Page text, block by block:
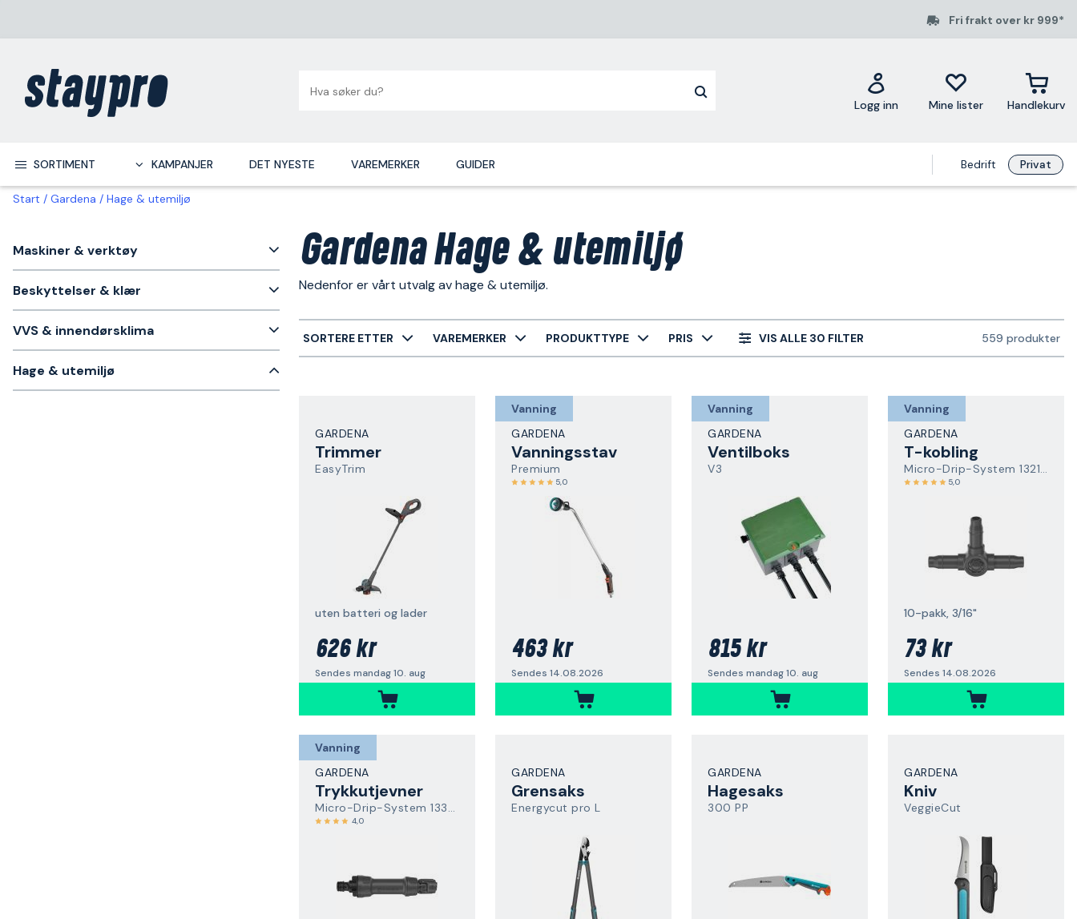
Fri frakt over kr 999*
Logg inn Mine lister Handlekurv
SORTIMENT KAMPANJER DET NYESTE VAREMERKER GUIDER Bedrift Privat
Start Gardena Hage & utemiljø
Maskiner & verktøy
Beskyttelser & klær
VVS & innendørsklima
Hage & utemiljø
Gardena Hage & utemiljø
Nedenfor er vårt utvalg av hage & utemiljø.
SORTERE ETTER VAREMERKER PRODUKTTYPE PRIS VIS ALLE 30 FILTER 559 produkter
GARDENA
Trimmer
EasyTrim
uten batteri og lader
626 kr
Sendes mandag 10. aug
Vanning
GARDENA
Vanningsstav
Premium
5,0
463 kr
Sendes 14.08.2026
Vanning
GARDENA
Ventilboks
V3
815 kr
Sendes mandag 10. aug
Vanning
GARDENA
T-kobling
Micro-Drip-System 13211-20
5,0
10-pakk, 3/16"
73 kr
Sendes 14.08.2026
Vanning
GARDENA
Trykkutjevner
Micro-Drip-System 13333-20
4,0
GARDENA
Grensaks
Energycut pro L
GARDENA
Hagesaks
300 PP
GARDENA
Kniv
VeggieCut